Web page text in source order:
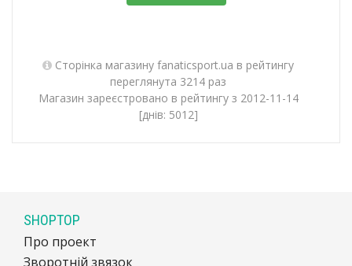
Сторінка магазину fanaticsport.ua в рейтингу
переглянута 3214 раз
Магазин зареєстровано в рейтингу з 2012-11-14
[днів: 5012]
SHOPTOP
Про проект
Зворотній звязок